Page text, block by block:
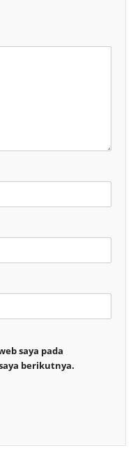
saya pada
berikutnya.